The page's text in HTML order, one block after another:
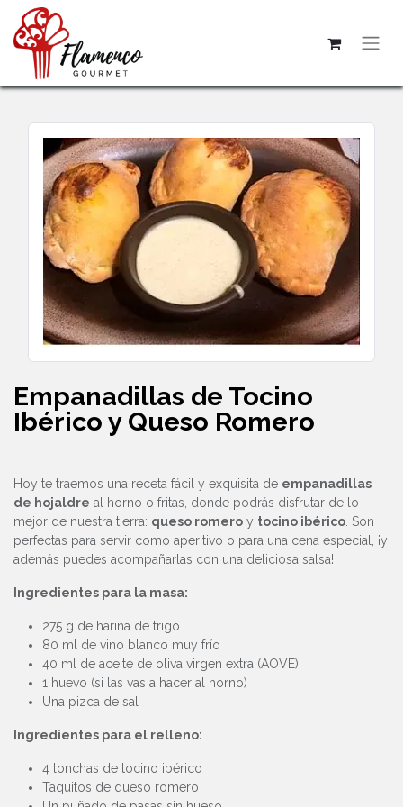
Empanadillas de Tocino
Ibérico y Queso Romero
Hoy te traemos una receta fácil y exquisita de empanadillas
de hojaldre al horno o fritas, donde podrás disfrutar de lo
mejor de nuestra tierra: queso romero y tocino ibérico . Son
perfectas para servir como aperitivo o para una cena especial, ¡y
además puedes acompañarlas con una deliciosa salsa!
Ingredientes para la masa:
275 g de harina de trigo
80 ml de vino blanco muy frío
40 ml de aceite de oliva virgen extra (AOVE)
1 huevo (si las vas a hacer al horno)
Una pizca de sal
Ingredientes para el relleno:
4 lonchas de tocino ibérico
Taquitos de queso romero